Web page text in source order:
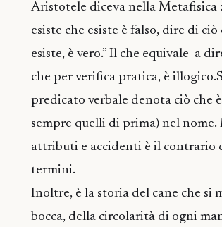
Aristotele diceva nella Metafisica
esiste che esiste è falso, dire di
esiste, è vero.” Il che equivale a
che per verifica pratica, è
predicato verbale denota ciò che
sempre quelli di prima) nel
attributi e accidenti è il contrario
termini.
Inoltre, è la storia del cane che si
bocca, della circolarità di ogni